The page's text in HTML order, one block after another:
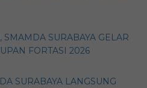
SMAMDA SURABAYA GELAR
FORTASI 2026
SURABAYA LANGSUNG